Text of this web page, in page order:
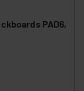
PAD6,